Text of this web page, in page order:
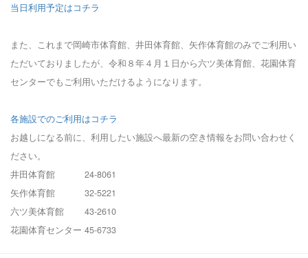
当日利用予定はコチラ
また、これまで岡崎市体育館、井田体育館、矢作体育館のみでご利用い
ただいておりましたが、令和８年４月１日から六ツ美体育館、花園体育
センターでもご利用いただけるようになります。
各施設でのご利用はコチラ
お越しになる前に、利用したい施設へ最新の空き情報をお問い合わせく
ださい。
井田体育館 24-8061
矢作体育館 32-5221
六ツ美体育館 43-2610
花園体育センター 45-6733